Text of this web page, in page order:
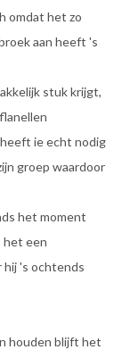
omdat het zo
aan heeft 's
stuk krijgt,
ie echt nodig
groep waardoor
het moment
het een
hij 's ochtends
houden blijft het